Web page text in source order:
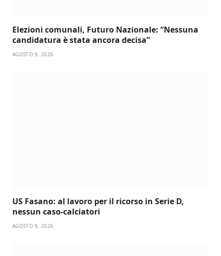
Elezioni comunali, Futuro Nazionale: “Nessuna
candidatura è stata ancora decisa”
AGOSTO 9, 2026
US Fasano: al lavoro per il ricorso in Serie D,
nessun caso-calciatori
AGOSTO 9, 2026